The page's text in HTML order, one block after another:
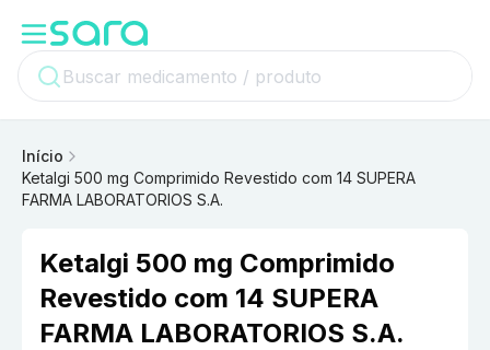
Início
Ketalgi 500 mg Comprimido Revestido com 14 SUPERA
FARMA LABORATORIOS S.A.
Ketalgi 500 mg Comprimido
Revestido com 14 SUPERA
FARMA LABORATORIOS S.A.